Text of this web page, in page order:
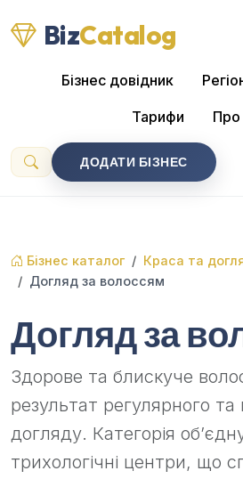
BizCatalog
Бізнес довідник
Тарифи Про
ДОДАТИ БІЗНЕС
Бізнес каталог
Краса та
Догляд за волоссям
Догляд за
Здорове та блискуче
результат регулярного
догляду. Категорія
трихологічні центри, що